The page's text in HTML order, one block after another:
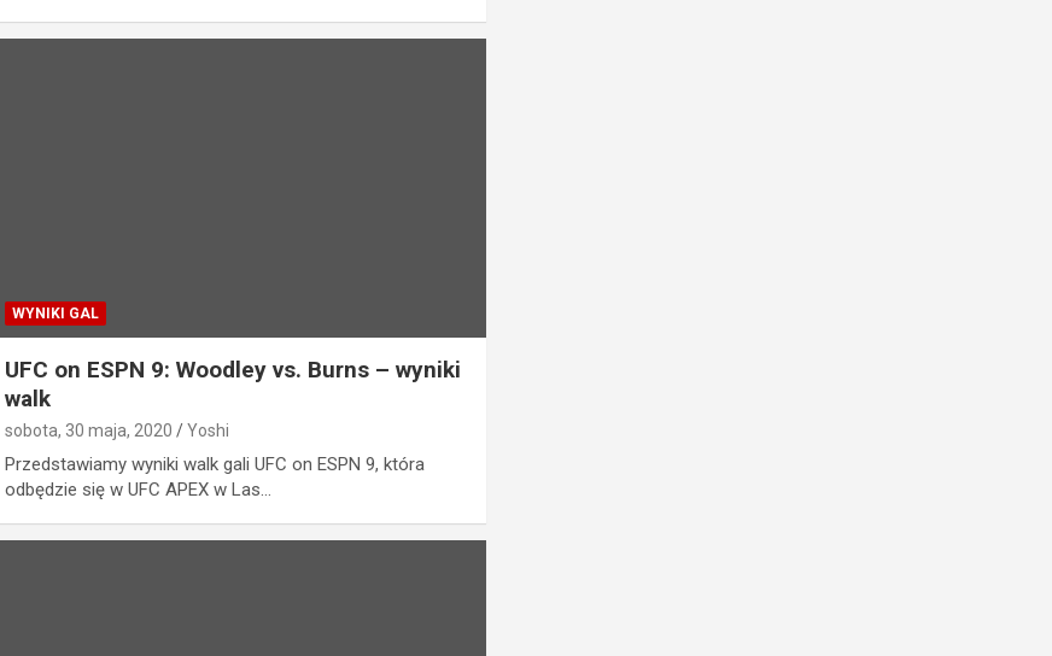
WYNIKI GAL
UFC on ESPN 9: Woodley vs. Burns – wyniki
walk
sobota, 30 maja, 2020 Yoshi
Przedstawiamy wyniki walk gali UFC on ESPN 9, która
odbędzie się w UFC APEX w Las…